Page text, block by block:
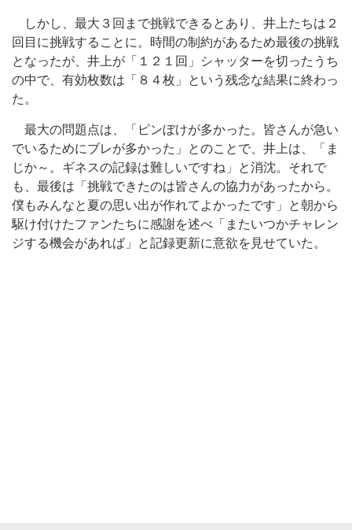
しかし、最大３回まで挑戦できるとあり、井上たちは２
回目に挑戦することに。時間の制約があるため最後の挑戦
となったが、井上が「１２１回」シャッターを切ったうち
の中で、有効枚数は「８４枚」という残念な結果に終わっ
た。
最大の問題点は、「ピンぼけが多かった。皆さんが急い
でいるためにブレが多かった」とのことで、井上は、「ま
じか～。ギネスの記録は難しいですね」と消沈。それで
も、最後は「挑戦できたのは皆さんの協力があったから。
僕もみんなと夏の思い出が作れてよかったです」と朝から
駆け付けたファンたちに感謝を述べ「またいつかチャレン
ジする機会があれば」と記録更新に意欲を見せていた。